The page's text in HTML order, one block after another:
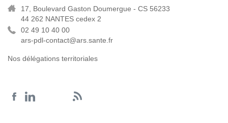
17, Boulevard Gaston Doumergue - CS 56233
44 262 NANTES cedex 2
02 49 10 40 00
ars-pdl-contact@ars.sante.fr
Nos délégations territoriales